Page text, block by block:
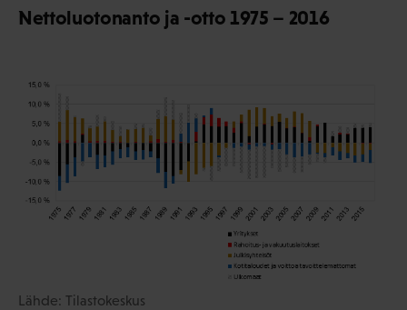
Nettoluotonanto ja -otto 1975 – 2016
Lähde: Tilastokeskus